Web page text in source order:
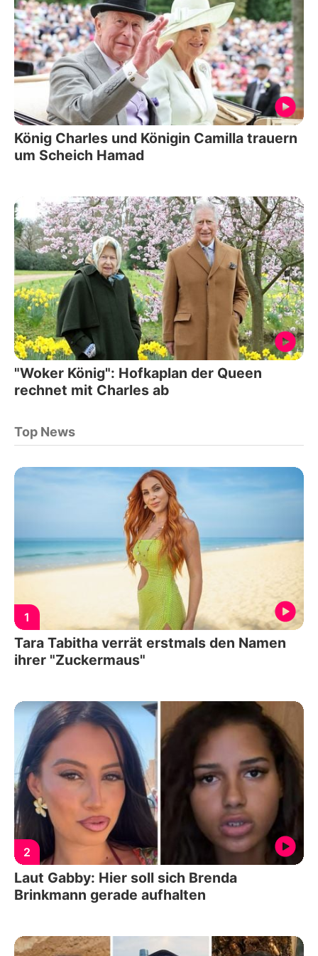
König Charles und Königin Camilla trauern
um Scheich Hamad
"Woker König": Hofkaplan der Queen
rechnet mit Charles ab
Top News
1
Tara Tabitha verrät erstmals den Namen
ihrer "Zuckermaus"
2
Laut Gabby: Hier soll sich Brenda
Brinkmann gerade aufhalten